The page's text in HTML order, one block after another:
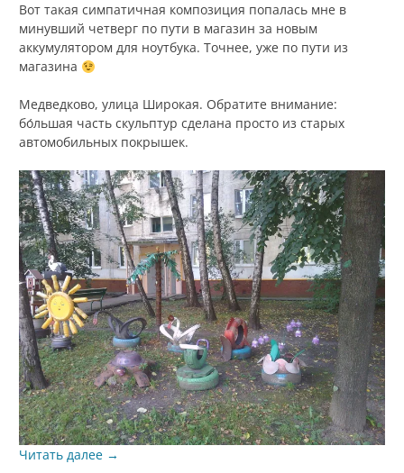
Вот такая симпатичная композиция попалась мне в
минувший четверг по пути в магазин за новым
аккумулятором для ноутбука. Точнее, уже по пути из
магазина
Медведково, улица Широкая. Обратите внимание:
бо́льшая часть скульптур сделана просто из старых
автомобильных покрышек.
Читать далее →